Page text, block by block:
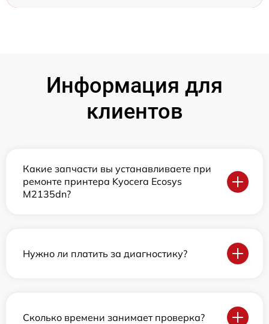
Информация для
клиентов
Какие запчасти вы устанавливаете при
ремонте принтера Kyocera Ecosys
M2135dn?
Нужно ли платить за диагностику?
Сколько времени занимает проверка?